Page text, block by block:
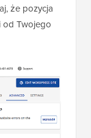
że pozycja
od Twojego